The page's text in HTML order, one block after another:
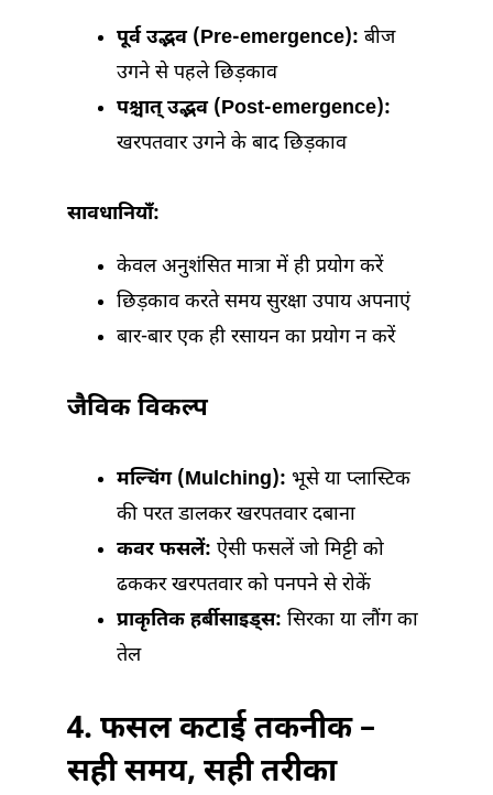
पूर्व उद्भव (Pre-emergence): बीज
उगने से पहले छिड़काव
पश्चात् उद्भव (Post-emergence):
खरपतवार उगने के बाद छिड़काव
सावधानियाँ:
केवल अनुशंसित मात्रा में ही प्रयोग करें
छिड़काव करते समय सुरक्षा उपाय अपनाएं
बार-बार एक ही रसायन का प्रयोग न करें
जैविक विकल्प
मल्चिंग (Mulching): भूसे या प्लास्टिक
की परत डालकर खरपतवार दबाना
कवर फसलें: ऐसी फसलें जो मिट्टी को
ढककर खरपतवार को पनपने से रोकें
प्राकृतिक हर्बीसाइड्स: सिरका या लौंग का
तेल
4. फसल कटाई तकनीक –
सही समय, सही तरीका